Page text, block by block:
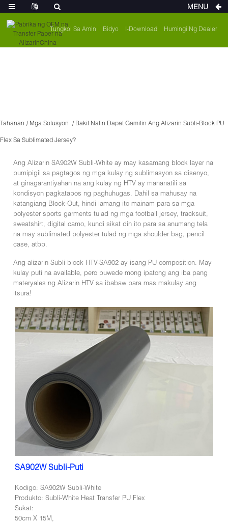
Tungkol Sa Amin Bidyo I-Download Humingi Ng Dealer
Tahanan Mga Solusyon Bakit Natin Dapat Gamitin Ang Alizarin Subli-Block PU
Flex Sa Sublimated Jersey?
Ang Alizarin SA902W Subli-White ay may kasamang block layer na
pumipigil sa pagtagos ng mga kulay ng sublimasyon sa disenyo,
at ginagarantiyahan na ang kulay ng HTV ay mananatili sa
kondisyon pagkatapos ng paghuhugas. Dahil sa mahusay na
katangiang Block-Out, hindi lamang ito mainam para sa mga
polyester sports garments tulad ng mga football jersey, tracksuit,
sweatshirt, digital camo, kundi sikat din ito para sa anumang tela
na may sublimated polyester tulad ng mga shoulder bag, pencil
case, atbp.
Ang alizarin Subli block HTV-SA902 ay isang PU composition. May
kulay puti na available, pero puwede mong ipatong ang iba pang
materyales ng Alizarin HTV sa ibabaw para mas makulay ang
itsura!
SA902W Subli-Puti
Kodigo: SA902W Subli-White
Produkto: Subli-White Heat Transfer PU Flex
Sukat:
50cm X 15M,
MENU